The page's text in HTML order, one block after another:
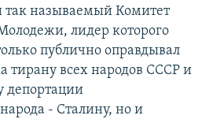
так называемый Комитет
лидер которого
публично оправдывал
тирану всех народов СССР и
депортации
- Сталину, но и